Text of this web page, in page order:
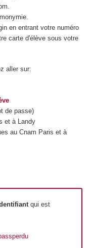
en entrant votre numéro
carte d'élève sous votre
aller sur:
de passe)
et à Landy
au Cnam Paris et à
qui est